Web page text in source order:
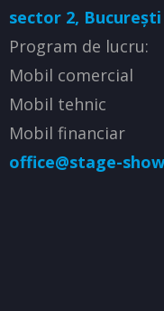
sector 2, București
Program de
Mobil
Mobil
Mobil
office@stage-